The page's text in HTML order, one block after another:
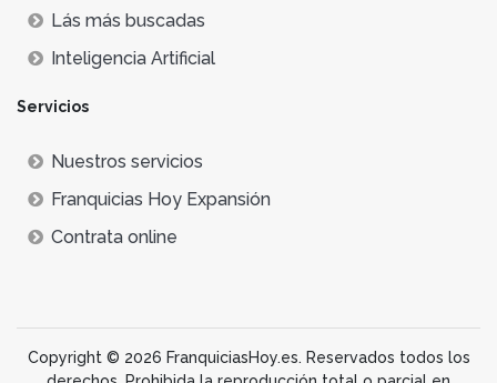
Lás más buscadas
Inteligencia Artificial
Servicios
Nuestros servicios
Franquicias Hoy Expansión
Contrata online
Copyright © 2026 FranquiciasHoy.es. Reservados todos los